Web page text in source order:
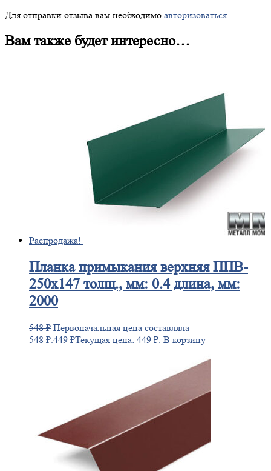
Для отправки отзыва вам необходимо авторизоваться
Вам также будет интересно…
Распродажа!
Планкапримыкания верхняя ППВ-
250х147 толщ., мм: 0.4 длина, мм:
2000
548₽ Первоначальная цена составляла
548 ₽.449 ₽Текущая цена: 449 ₽. В корзину